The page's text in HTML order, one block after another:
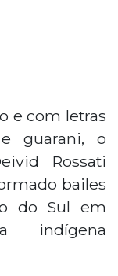
e com letras
guarani, o
Rossati
bailes
do Sul em
indígena